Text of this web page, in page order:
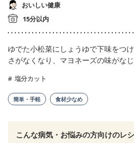
おいしい健康
15分以内
ゆでた小松菜にしょうゆで下味をつ
さがなくなり、マヨネーズの味がな
塩分カット
簡単・手軽 食材少なめ
こんな病気・お悩みの方向けのレ